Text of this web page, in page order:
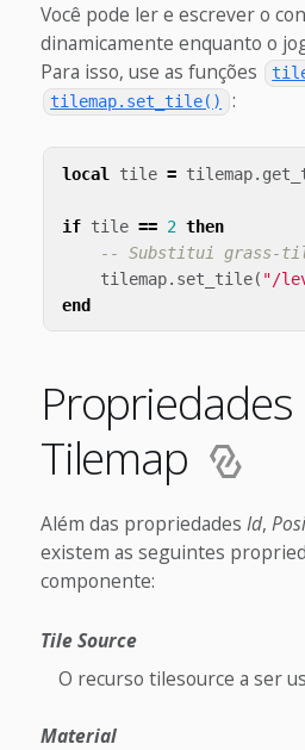
Você pode ler e escrever o
dinamicamente enquanto o
Para isso, use as funções
tilemap.set_tile() :
local tile = tilemap.
if tile == 2 then
-- Substitui grass-
tilemap. set_tile( "/
end
Propriedades
Tilemap
Além das propriedades Id,
existem as seguintes
componente:
Tile Source
O recurso tilesource a ser
Material